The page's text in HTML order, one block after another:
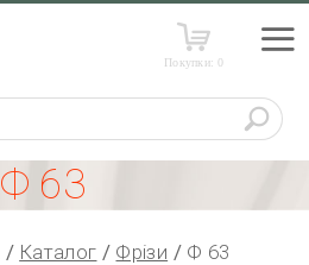
Покупки:0
Ф 63
Каталог Фрізи Ф 63